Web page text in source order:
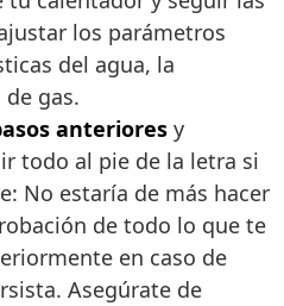
los parámetros
del agua, la
gas.
anteriores y
todo al pie de la letra si
No estaría de más hacer
de todo lo que te
en caso de
Asegúrate de